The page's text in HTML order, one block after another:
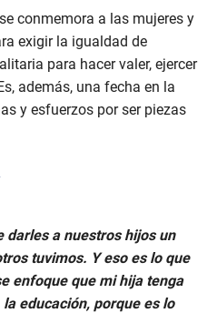
conmemora a las mujeres y
exigir la igualdad de
para hacer valer, ejercer
además, una fecha en la
y esfuerzos por ser piezas
darles a nuestros hijos un
tuvimos. Y eso es lo que
enfoque que mi hija tenga
educación, porque es lo